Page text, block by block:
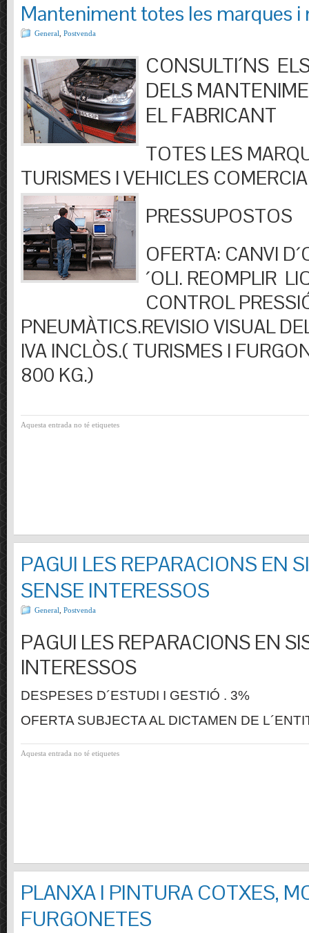
Manteniment totes les marques i
General Postvenda
CONSULTI´NS
DELS
EL FABRICANT
TOTES LES
TURISMES I VEHICLES
PRESSUPOSTOS
OFERTA: CANVI
´OLI. REOMPLIR
CONTROL
PNEUMÀTICS.REVISIO VISUAL
IVA INCLÒS.( TURISMES I
800 KG.)
Aquesta entrada no té etiquetes
PAGUI LES REPARACIONS EN
SENSE INTERESSOS
General Postvenda
PAGUI LES REPARACIONS EN
INTERESSOS
DESPESES D´ESTUDI I GESTIÓ . 3%
OFERTA SUBJECTA AL DICTAMEN DE
Aquesta entrada no té etiquetes
PLANXA I PINTURA COTXES,
FURGONETES